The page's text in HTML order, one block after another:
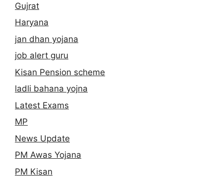
Gujrat
Haryana
jan dhan yojana
job alert guru
Kisan Pension scheme
ladli bahana yojna
Latest Exams
MP
News Update
PM Awas Yojana
PM Kisan